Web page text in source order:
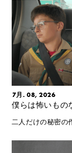
7月. 08, 2026
僕らは怖いもの
二人だけの秘密の